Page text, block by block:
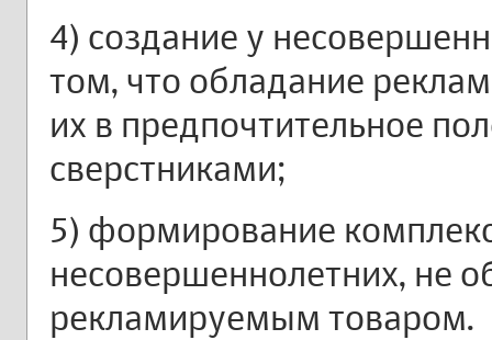
4) создание у
том, что обладание
их в предпочтительное
сверстниками;
5) формирование
несовершеннолетних, не
рекламируемым товаром.